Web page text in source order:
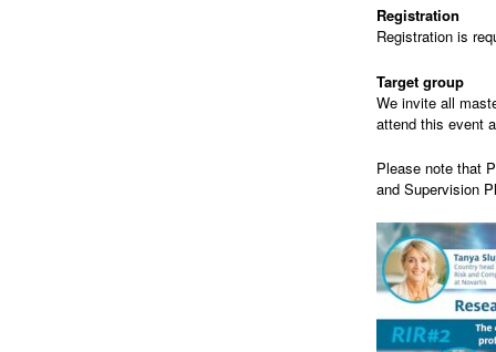
Registration
Registration is
Target group
We invite all
attend this event
Please note that
and Supervision